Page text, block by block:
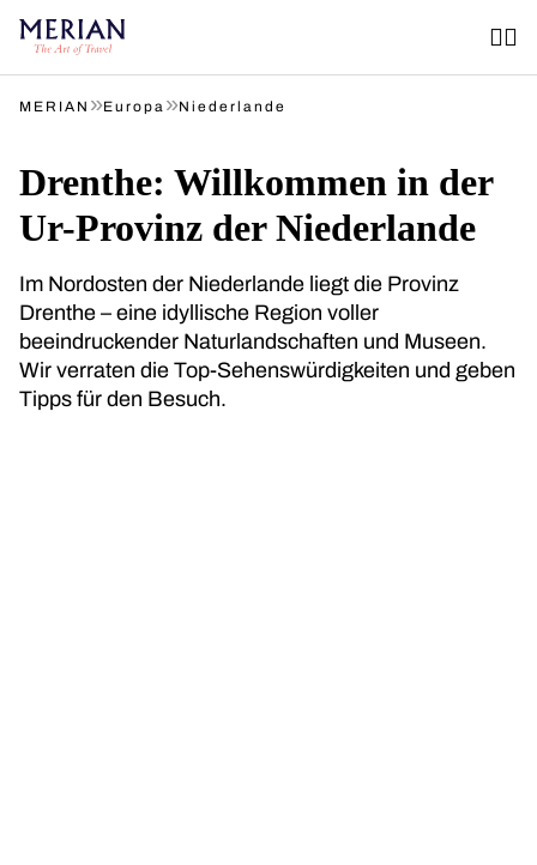
MERIAN »Europa »Niederlande
Drenthe: Willkommen in der
Ur-Provinz der Niederlande
Im Nordosten der Niederlande liegt die Provinz
Drenthe – eine idyllische Region voller
beeindruckender Naturlandschaften und Museen.
Wir verraten die Top-Sehenswürdigkeiten und geben
Tipps für den Besuch.